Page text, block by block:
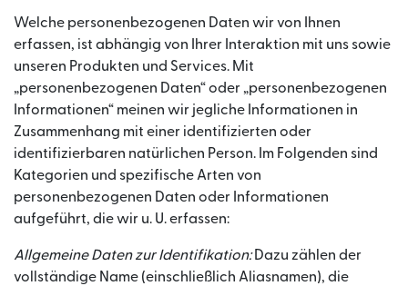
Welche personenbezogenen Daten wir von Ihnen
erfassen, ist abhängig von Ihrer Interaktion mit uns sowie
unseren Produkten und Services. Mit
„personenbezogenen Daten“ oder „personenbezogenen
Informationen“ meinen wir jegliche Informationen in
Zusammenhang mit einer identifizierten oder
identifizierbaren natürlichen Person. Im Folgenden sind
Kategorien und spezifische Arten von
personenbezogenen Daten oder Informationen
aufgeführt, die wir u. U. erfassen:
Allgemeine Daten zur Identifikation:Dazu zählen der
vollständige Name (einschließlich Aliasnamen), die